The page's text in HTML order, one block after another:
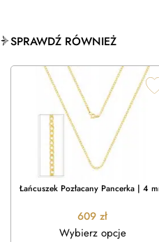
SPRAWDŹ RÓWNIEŻ
Łańcuszek Pozłacany Pancerka | 4
609 zł
Wybierz opcje